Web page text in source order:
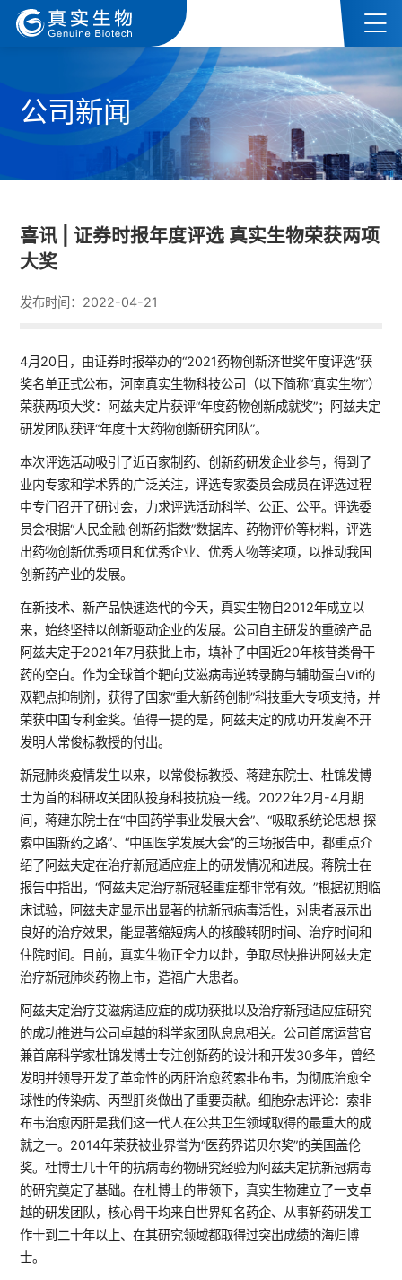
公司新闻
喜讯 | 证券时报年度评选 真实生物荣获两项
大奖
发布时间：2022-04-21
4月20日，由证券时报举办的“2021药物创新济世奖年度评选”获
奖名单正式公布，河南真实生物科技公司（以下简称“真实生物”）
荣获两项大奖：阿兹夫定片获评“年度药物创新成就奖”；阿兹夫定
研发团队获评“年度十大药物创新研究团队”。
本次评选活动吸引了近百家制药、创新药研发企业参与，得到了
业内专家和学术界的广泛关注，评选专家委员会成员在评选过程
中专门召开了研讨会，力求评选活动科学、公正、公平。评选委
员会根据“人民金融·创新药指数”数据库、药物评价等材料，评选
出药物创新优秀项目和优秀企业、优秀人物等奖项，以推动我国
创新药产业的发展。
在新技术、新产品快速迭代的今天，真实生物自2012年成立以
来，始终坚持以创新驱动企业的发展。公司自主研发的重磅产品
阿兹夫定于2021年7月获批上市，填补了中国近20年核苷类骨干
药的空白。作为全球首个靶向艾滋病毒逆转录酶与辅助蛋白Vif的
双靶点抑制剂，获得了国家“重大新药创制”科技重大专项支持，并
荣获中国专利金奖。值得一提的是，阿兹夫定的成功开发离不开
发明人常俊标教授的付出。
新冠肺炎疫情发生以来，以常俊标教授、蒋建东院士、杜锦发博
士为首的科研攻关团队投身科技抗疫一线。2022年2月-4月期
间，蒋建东院士在“中国药学事业发展大会”、“吸取系统论思想 探
索中国新药之路”、“中国医学发展大会”的三场报告中，都重点介
绍了阿兹夫定在治疗新冠适应症上的研发情况和进展。蒋院士在
报告中指出，“阿兹夫定治疗新冠轻重症都非常有效。”根据初期临
床试验，阿兹夫定显示出显著的抗新冠病毒活性，对患者展示出
良好的治疗效果，能显著缩短病人的核酸转阴时间、治疗时间和
住院时间。目前，真实生物正全力以赴，争取尽快推进阿兹夫定
治疗新冠肺炎药物上市，造福广大患者。
阿兹夫定治疗艾滋病适应症的成功获批以及治疗新冠适应症研究
的成功推进与公司卓越的科学家团队息息相关。公司首席运营官
兼首席科学家杜锦发博士专注创新药的设计和开发30多年，曾经
发明并领导开发了革命性的丙肝治愈药索非布韦，为彻底治愈全
球性的传染病、丙型肝炎做出了重要贡献。细胞杂志评论：索非
布韦治愈丙肝是我们这一代人在公共卫生领域取得的最重大的成
就之一。2014年荣获被业界誉为“医药界诺贝尔奖”的美国盖伦
奖。杜博士几十年的抗病毒药物研究经验为阿兹夫定抗新冠病毒
的研究奠定了基础。在杜博士的带领下，真实生物建立了一支卓
越的研发团队，核心骨干均来自世界知名药企、从事新药研发工
作十到二十年以上、在其研究领域都取得过突出成绩的海归博
士。